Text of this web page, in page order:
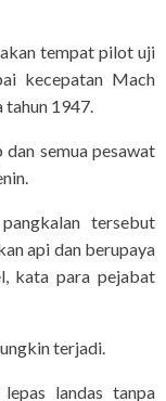
tempat pilot uji
kecepatan Mach
tahun 1947.
semua pesawat
tersebut
api dan berupaya
kata para pejabat
terjadi.
landas tanpa